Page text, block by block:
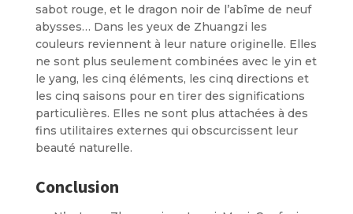
sabot rouge, et le dragon noir de l’abîme de neuf
abysses… Dans les yeux de Zhuangzi les
couleurs reviennent à leur nature originelle. Elles
ne sont plus seulement combinées avec le yin et
le yang, les cinq éléments, les cinq directions et
les cinq saisons pour en tirer des significations
particulières. Elles ne sont plus attachées à des
fins utilitaires externes qui obscurcissent leur
beauté naturelle.
Conclusion